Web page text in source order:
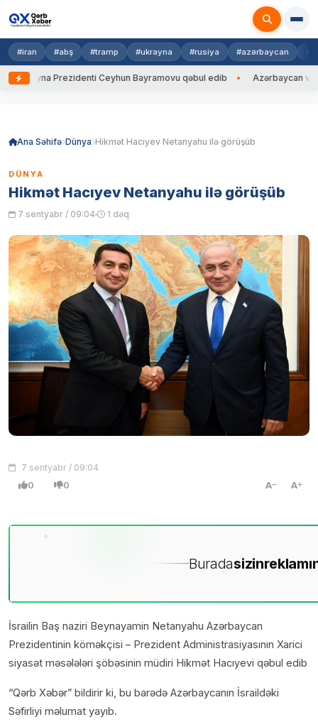
#iran #abş #tramp #ukrayna #rusiya #azərbaycan
Prezidenti Ceyhun Bayramovu qəbul edib Azərbaycan və
Ana Səhifə Dünya Hikmət Hacıyev Netanyahu ilə görüşüb
DÜNYA
Hikmət Hacıyev Netanyahu ilə görüşüb
7 sentyabr / 09:04 1 dəq
7 sentyabr / 09:04
0 0 A A
Buradasizin
İsrailin Baş naziri Beynayamin Netanyahu Azərbaycan
Prezidentinin köməkçisi – Prezident Administrasiyasının Xarici
siyasət məsələləri şöbəsinin müdiri Hikmət Hacıyevi qəbul edib
“Qərb Xəbər” bildirir ki, bu barədə Azərbaycanın İsraildəki
Səfirliyi məlumat yayıb.